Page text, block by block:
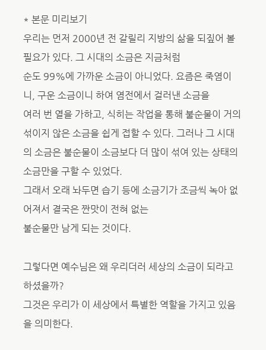
* 본문 미리보기
우리는 먼저 2000년 전 갈릴리 지방의 삶을 되짚어 볼
필요가 있다. 그 시대의 소금은 지금처럼
순도 99%에 가까운 소금이 아니었다. 요즘은 죽염이
니, 구운 소금이니 하여 염전에서 걸러낸 소금을
여러 번 열을 가하고, 식히는 작업을 통해 불순물이 거의
섞이지 않은 소금을 쉽게 접할 수 있다. 그러나 그 시대
의 소금은 불순물이 소금보다 더 많이 섞여 있는 상태의
소금만을 구할 수 있었다.
그래서 오래 놔두면 습기 등에 소금기가 조금씩 녹아 없
어져서 결국은 짠맛이 전혀 없는
불순물만 남게 되는 것이다.
그렇다면 예수님은 왜 우리더러 세상의 소금이 되라고
하셨을까?
그것은 우리가 이 세상에서 특별한 역할을 가지고 있음
을 의미한다.